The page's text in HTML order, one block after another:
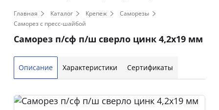
Главная Каталог Крепеж
Саморезы
Саморез с пресс-шайбой
Саморез п/сф п/ш сверло цинк 4,2х19 мм
Описание Характеристики Сертификаты